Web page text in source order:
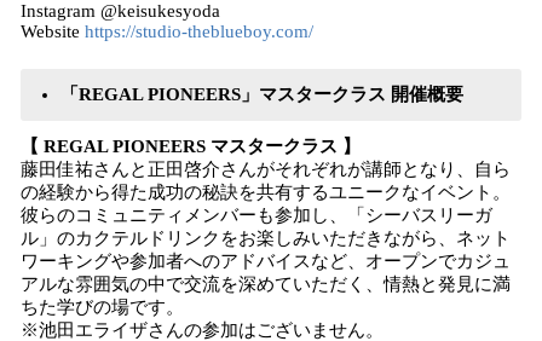
Instagram @keisukesyoda
Website https://studio-theblueboy.com/
「REGAL PIONEERS」マスタークラス 開催概要
【 REGAL PIONEERS マスタークラス 】
藤田佳祐さんと正田啓介さんがそれぞれが講師となり、自ら
の経験から得た成功の秘訣を共有するユニークなイベント。
彼らのコミュニティメンバーも参加し、「シーバスリーガ
ル」のカクテルドリンクをお楽しみいただきながら、ネット
ワーキングや参加者へのアドバイスなど、オープンでカジュ
アルな雰囲気の中で交流を深めていただく、情熱と発見に満
ちた学びの場です。
※池田エライザさんの参加はございません。